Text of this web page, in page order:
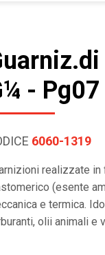
- Pg07
6060-1319
realizzate
(esente
e termica.
olii animali e